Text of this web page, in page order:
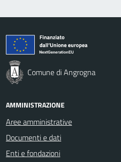
Comune di Angrogna
AMMINISTRAZIONE
Aree amministrative
Documenti e dati
Enti e fondazioni